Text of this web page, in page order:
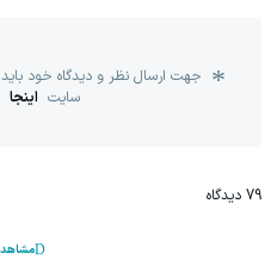
جهت ارسال نظر و دیدگاه خود
سایت اینجا
79 دیدگاه